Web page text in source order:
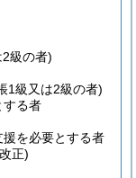
級の者)
1級又は2級の者)
する者
を必要とする者
正)